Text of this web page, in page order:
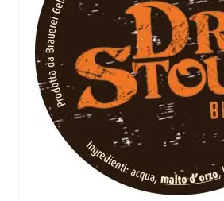
Les conditionnements disponibles :